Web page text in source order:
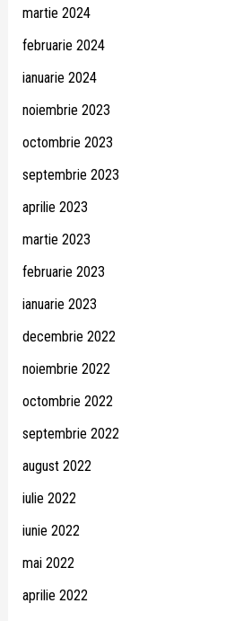
martie 2024
februarie 2024
ianuarie 2024
noiembrie 2023
octombrie 2023
septembrie 2023
aprilie 2023
martie 2023
februarie 2023
ianuarie 2023
decembrie 2022
noiembrie 2022
octombrie 2022
septembrie 2022
august 2022
iulie 2022
iunie 2022
mai 2022
aprilie 2022